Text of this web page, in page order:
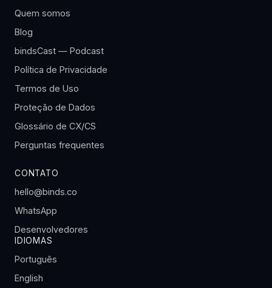
Quem somos
Blog
bindsCast — Podcast
Política de Privacidade
Termos de Uso
Proteção de Dados
Glossário de CX/CS
Perguntas frequentes
CONTATO
hello@binds.co
WhatsApp
Desenvolvedores
IDIOMAS
Português
English